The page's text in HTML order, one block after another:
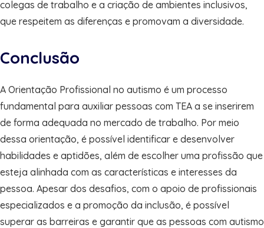
colegas de trabalho e a criação de ambientes inclusivos,
que respeitem as diferenças e promovam a diversidade.
Conclusão
A Orientação Profissional no autismo é um processo
fundamental para auxiliar pessoas com TEA a se inserirem
de forma adequada no mercado de trabalho. Por meio
dessa orientação, é possível identificar e desenvolver
habilidades e aptidões, além de escolher uma profissão que
esteja alinhada com as características e interesses da
pessoa. Apesar dos desafios, com o apoio de profissionais
especializados e a promoção da inclusão, é possível
superar as barreiras e garantir que as pessoas com autismo